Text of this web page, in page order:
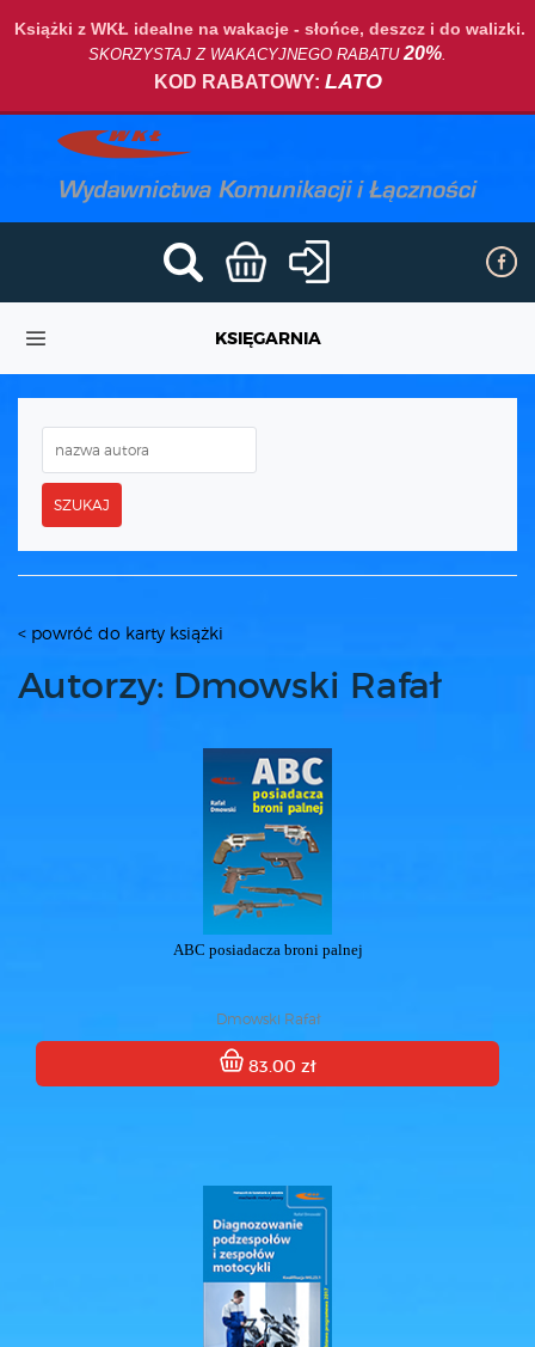
Książki z WKŁ idealne na wakacje - słońce, deszcz i do walizki.
SKORZYSTAJ Z WAKACYJNEGO RABATU20%.
KOD RABATOWY: LATO
KSIĘGARNIA
SZUKAJ
< powróć do karty książki
Autorzy: Dmowski Rafał
ABC posiadacza broni palnej
Dmowski Rafał
83.00 zł